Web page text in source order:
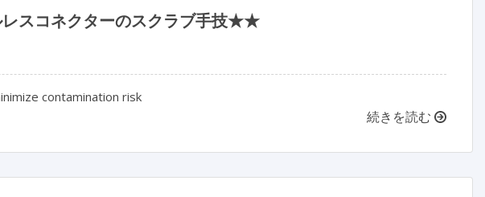
レスコネクターのスクラブ手技★★
contamination risk
続きを読む